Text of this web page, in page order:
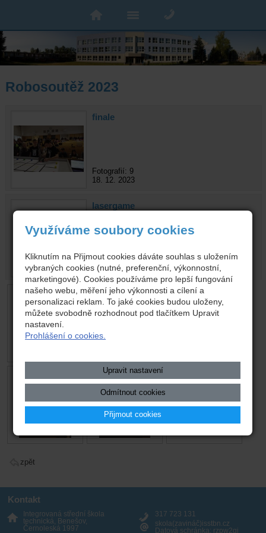
Robosoutěž 2023
finale
Fotografií: 9
18. 12. 2023
lasergame
Fotografií: 4
19. 12. 2023
zpět
Kontakt
Integrovaná střední škola
technická, Benešov,
Černoleská 1997
317 723 131
skola(zavináč)isstbn.cz
Datová schránka: rzpw2gi
Využíváme soubory cookies
Kliknutím na Přijmout cookies dáváte souhlas s uložením
vybraných cookies (nutné, preferenční, výkonnostní,
marketingové). Cookies používáme pro lepší fungování
našeho webu, měření jeho výkonnosti a cílení a
personalizaci reklam. To jaké cookies budou uloženy,
můžete svobodně rozhodnout pod tlačítkem Upravit
nastavení.
Prohlášení o cookies.
Upravit nastavení
Odmítnout cookies
Přijmout cookies